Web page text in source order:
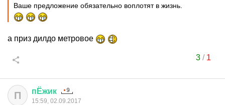
Ваше предложение обязательно воплотят в жизнь.
а приз дилдо метровое
3/ 1
П пЁжик
15:59, 02.09.2017